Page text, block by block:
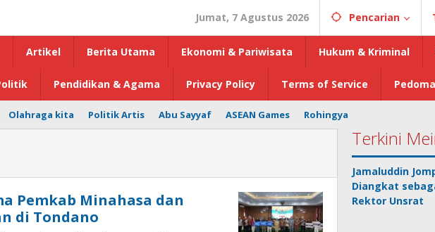
Jumat, 7 Agustus 2026 Pencarian
Artikel Berita Utama Ekonomi & Pariwisata Hukum & Kriminal
Pendidikan & Agama Privacy Policy Terms of Service
Olahraga kita Politik Artis Abu Sayyaf ASEAN Games Rohingya
Pemkab Minahasa dan
di Tondano
Terkini
Jamaluddin
Diangkat
Rektor Unsrat